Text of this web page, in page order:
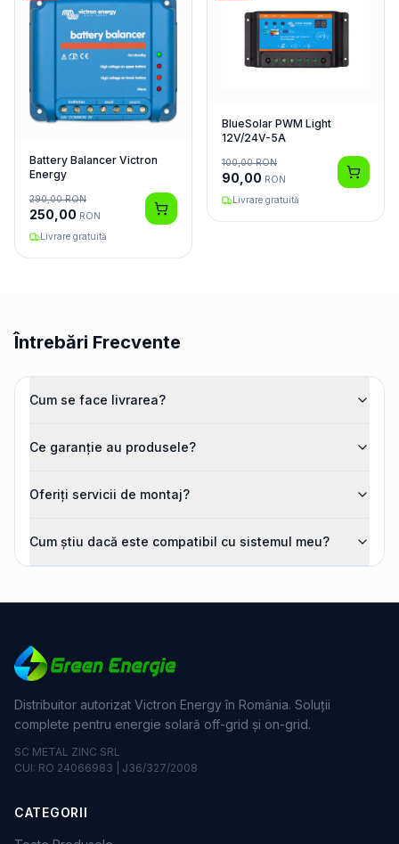
Battery Balancer Victron
Energy
290,00RON
250,00 RON
Livrare gratuită
BlueSolar PWM Light
12V/24V-5A
100,00RON
90,00 RON
Livrare gratuită
Întrebări Frecvente
Cum se face livrarea?
Ce garanție au produsele?
Oferiți servicii de montaj?
Cum știu dacă este compatibil cu sistemul meu?
Distribuitor autorizat Victron Energy în România. Soluții
complete pentru energie solară off-grid și on-grid.
SC METAL ZINC SRL
CUI: RO 24066983 | J36/327/2008
CATEGORII